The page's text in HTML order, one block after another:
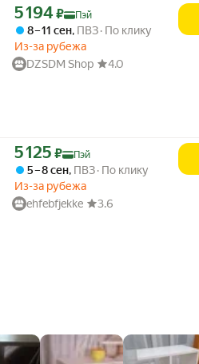
Цена с картой Яндекс Пэй 5194 ₽ вместо
5 194 ₽ Пэй
8 – 11 сен, ПВЗ По клику
Из-за рубежа
DZSDM Shop
4.0
Цена с картой Яндекс Пэй 5125 ₽ вместо
5 125 ₽ Пэй
5 – 8 сен, ПВЗ По клику
Из-за рубежа
ehfebfjekke
3.6